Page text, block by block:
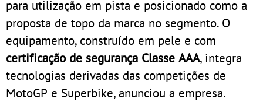
para utilização em pista e posicionado como a
proposta de topo da marca no segmento. O
equipamento, construído em pele e com
certificação de segurança Classe AAA, integra
tecnologias derivadas das competições de
MotoGP e Superbike, anunciou a empresa.